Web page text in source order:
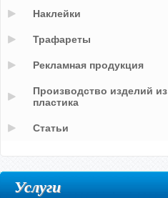
Наклейки
Трафареты
Рекламная продукция
Производство изделий из
пластика
Статьи
Услуги